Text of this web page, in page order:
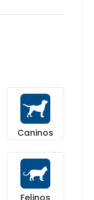
Caninos
Felinos